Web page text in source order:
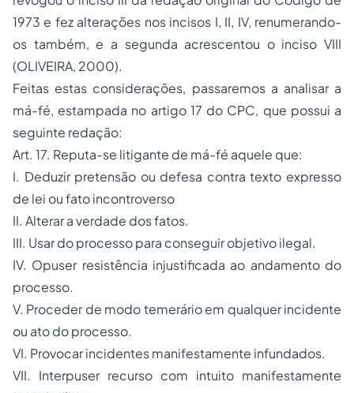
1973 e fez alterações nos incisos I, II, IV, renumerando-
os também, e a segunda acrescentou o inciso VIII
(OLIVEIRA, 2000).
Feitas estas considerações, passaremos a analisar a
má-fé, estampada no artigo 17 do CPC, que possui a
seguinte redação:
Art. 17. Reputa-se litigante de má-fé aquele que:
I. Deduzir pretensão ou defesa contra texto expresso
de lei ou fato incontroverso
II. Alterar a verdade dos fatos.
III. Usar do processo para conseguir objetivo ilegal.
IV. Opuser resistência injustificada ao andamento do
processo.
V. Proceder de modo temerário em qualquer incidente
ou ato do processo.
VI. Provocar incidentes manifestamente infundados.
VII. Interpuser recurso com intuito manifestamente